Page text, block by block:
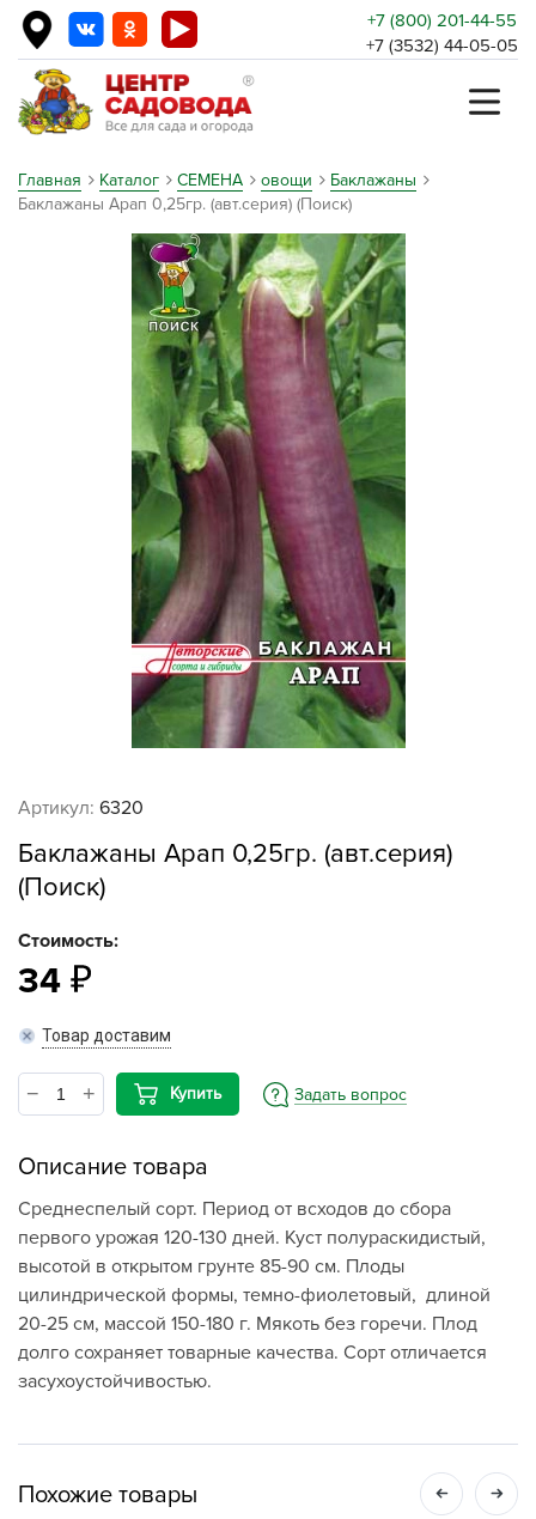
+7 (800) 201-44-55
+7 (3532) 44-05-05
Главная Каталог СЕМЕНА овощи
Баклажаны
Баклажаны Арап 0,25гр. (авт.серия) (Поиск)
Артикул: 6320
Баклажаны Арап 0,25гр. (авт.серия)
(Поиск)
Стоимость:
34
Товар доставим
Купить Задать вопрос
Описание товара
Среднеспелый сорт. Период от всходов до сбора
первого урожая 120-130 дней. Куст полураскидистый,
высотой в открытом грунте 85-90 см. Плоды
цилиндрической формы, темно-фиолетовый, длиной
20-25 см, массой 150-180 г. Мякоть без горечи. Плод
долго сохраняет товарные качества. Сорт отличается
засухоустойчивостью.
Похожие товары